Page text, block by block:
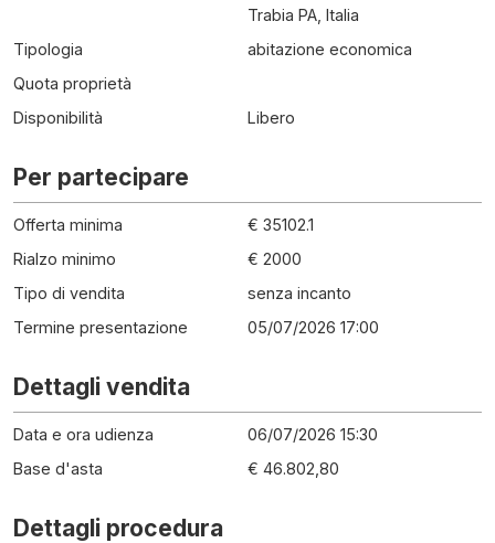
Trabia PA, Italia
Tipologia
abitazione economica
Quota proprietà
Disponibilità
Libero
Per partecipare
Offerta minima
€ 35102.1
Rialzo minimo
€ 2000
Tipo di vendita
senza incanto
Termine presentazione
05/07/2026 17:00
Dettagli vendita
Data e ora udienza
06/07/2026 15:30
Base d'asta
€ 46.802,80
Dettagli procedura